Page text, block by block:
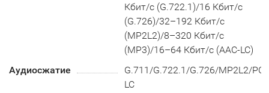
Кбит/с (G.722.1)/16 Кбит/с
(G.726)/32–192 Кбит/с
(MP2L2)/8–320 Кбит/с
(MP3)/16–64 Кбит/с (AAC-LC)
Аудиосжатие
G.711/G.722.1/G.726/MP2L2/
LC